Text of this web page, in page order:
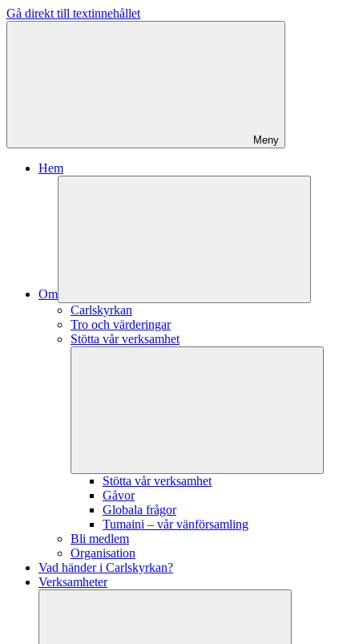
Gå direkt till textinnehållet
Meny
Hem
Om
Carlskyrkan
Tro och värderingar
Stötta vår verksamhet
Stötta vår verksamhet
Gåvor
Globala frågor
Tumaini – vår vänförsamling
Bli medlem
Organisation
Vad händer i Carlskyrkan?
Verksamheter